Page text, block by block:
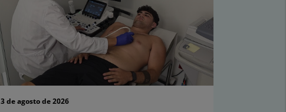
3 de agosto de 2026